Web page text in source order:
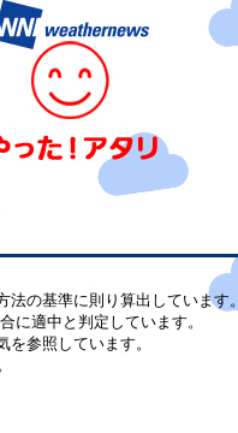
の基準に則り算出しています。
に適中と判定しています。
を参照しています。